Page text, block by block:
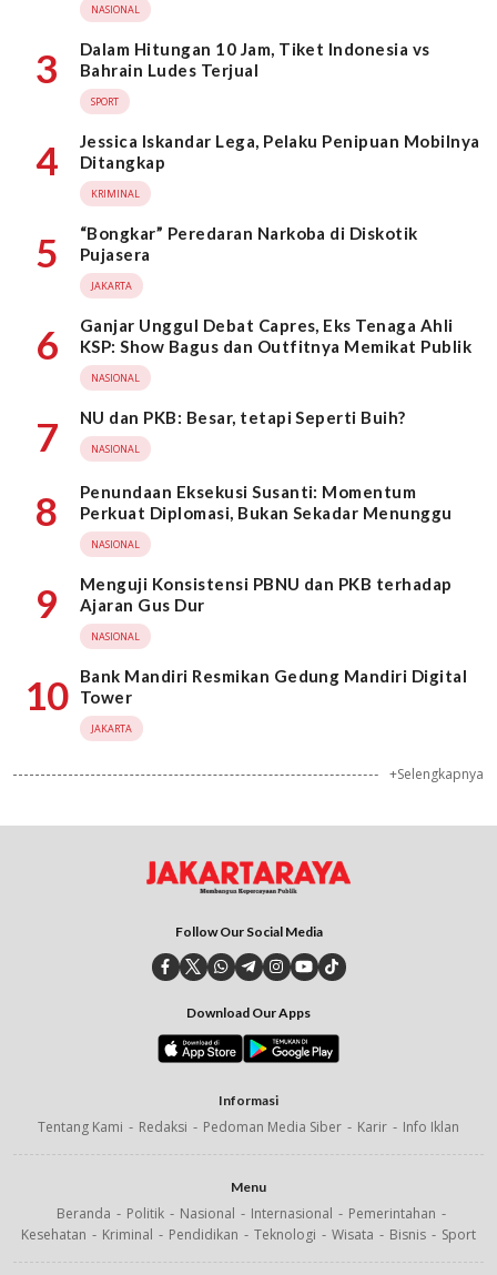
NASIONAL
3
Dalam Hitungan 10 Jam, Tiket Indonesia vs
Bahrain Ludes Terjual
SPORT
4
Jessica Iskandar Lega, Pelaku Penipuan Mobilnya
Ditangkap
KRIMINAL
5
“Bongkar” Peredaran Narkoba di Diskotik
Pujasera
JAKARTA
6
Ganjar Unggul Debat Capres, Eks Tenaga Ahli
KSP: Show Bagus dan Outfitnya Memikat Publik
NASIONAL
7 NU dan PKB: Besar, tetapi Seperti Buih?
NASIONAL
8
Penundaan Eksekusi Susanti: Momentum
Perkuat Diplomasi, Bukan Sekadar Menunggu
NASIONAL
9
Menguji Konsistensi PBNU dan PKB terhadap
Ajaran Gus Dur
NASIONAL
10
Bank Mandiri Resmikan Gedung Mandiri Digital
Tower
JAKARTA
+Selengkapnya
Follow Our Social Media
Download Our Apps
Informasi
Tentang Kami Redaksi Pedoman Media Siber Karir Info Iklan
Menu
Beranda Politik Nasional Internasional
Pemerintahan
Kesehatan
Kriminal Pendidikan Teknologi Wisata Bisnis Sport